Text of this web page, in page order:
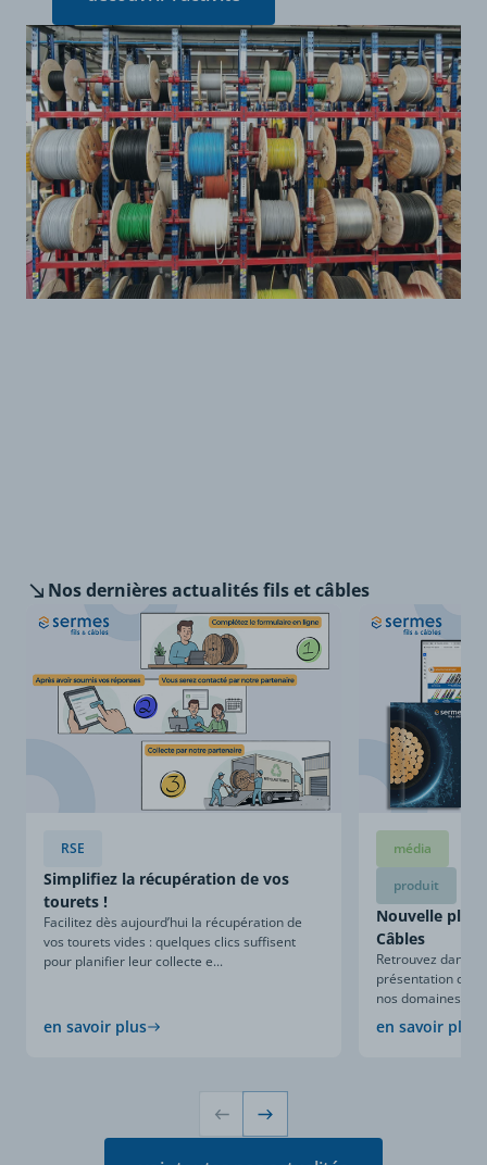
Nos dernièresactualités fils et câbles
RSE
Simplifiez la récupération de vos
tourets !
Facilitez dès aujourd’hui la récupération de
vos tourets vides : quelques clics suffisent
pour planifier leur collecte e...
en savoir plus
média
produit
Nouvelle
Câbles
Retrouvez dans
présentation
nos domaines
en savoir plus